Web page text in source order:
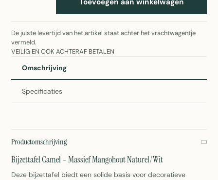
De juiste levertijd van het artikel staat achter het vrachtwagentje
vermeld.
VEILIG EN OOK ACHTERAF BETALEN
Omschrijving
Specificaties
Productomschrijving
Bijzettafel Camel – Massief Mangohout Naturel/Wit
Deze bijzettafel biedt een solide basis voor decoratieve